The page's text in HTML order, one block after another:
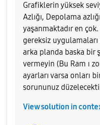
Grafiklerin yüksek
Azlığı, Depolama
yaşanmaktadır en
gereksiz uygulamaları
arka planda baska bir
vermeyin (Bu Ram ı
ayarları varsa onları
sorununuz
View solution in